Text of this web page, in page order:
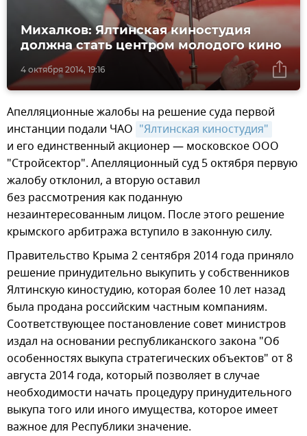
4 октября 2014, 19:16
Михалков: Ялтинская киностудия
должна стать центром молодого кино
Апелляционные жалобы на решение суда первой
инстанции подали ЧАО "Ялтинская киностудия"
и его единственный акционер — московское ООО
"Стройсектор". Апелляционный суд 5 октября первую
жалобу отклонил, а вторую оставил
без рассмотрения как поданную
незаинтересованным лицом. После этого решение
крымского арбитража вступило в законную силу.
Правительство Крыма 2 сентября 2014 года приняло
решение принудительно выкупить у собственников
Ялтинскую киностудию, которая более 10 лет назад
была продана российским частным компаниям.
Соответствующее постановление совет министров
издал на основании республиканского закона "Об
особенностях выкупа стратегических объектов" от 8
августа 2014 года, который позволяет в случае
необходимости начать процедуру принудительного
выкупа того или иного имущества, которое имеет
важное для Республики значение.